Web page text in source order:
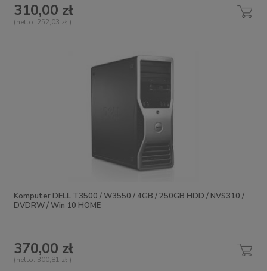
310,00 zł
(netto: 252,03 zł )
Komputer DELL T3500 / W3550 / 4GB / 250GB HDD / NVS310 /
DVDRW / Win 10 HOME
370,00 zł
(netto: 300,81 zł )